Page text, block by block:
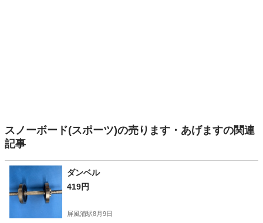
スノーボード(スポーツ)の売ります・あげますの関連
記事
ダンベル
419円
屏風浦駅8月9日